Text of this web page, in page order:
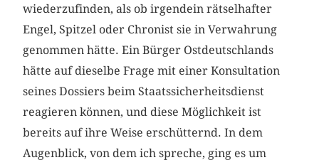
wiederzufinden, als ob irgendein rätselhafter
Engel, Spitzel oder Chronist sie in Verwahrung
genommen hätte. Ein Bürger Ostdeutschlands
hätte auf dieselbe Frage mit einer Konsultation
seines Dossiers beim Staatssicherheitsdienst
reagieren können, und diese Möglichkeit ist
bereits auf ihre Weise erschütternd. In dem
Augenblick, von dem ich spreche, ging es um